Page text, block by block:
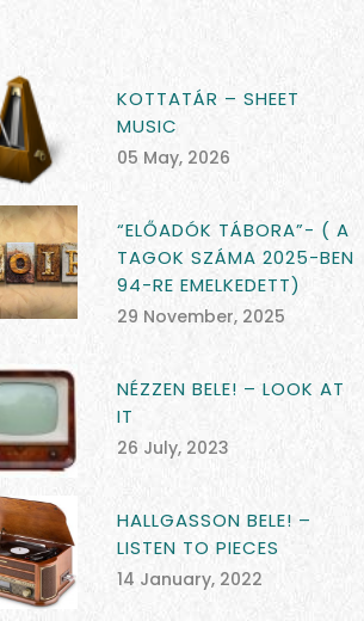
KOTTATÁR – SHEET
MUSIC
05 May, 2026
“ELŐADÓK TÁBORA”- ( A
TAGOK SZÁMA 2025-BEN
94-RE EMELKEDETT)
29 November, 2025
NÉZZEN BELE! – LOOK AT
IT
26 July, 2023
HALLGASSON BELE! –
LISTEN TO PIECES
14 January, 2022